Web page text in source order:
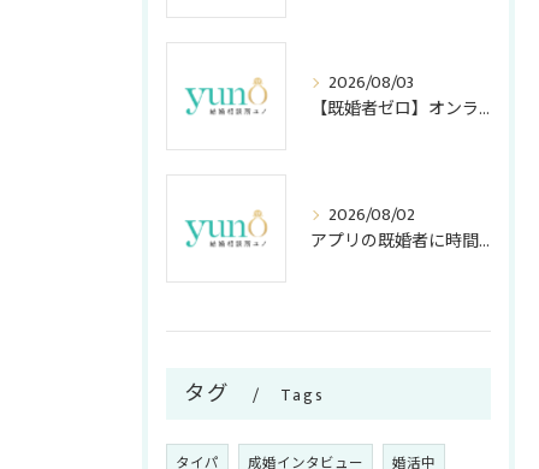
2026/08/03
【既婚者ゼロ】オンライン結婚相談所の「独身証明書」活用法！アプリ・店舗型との安全度＆コスト比較
2026/08/02
アプリの既婚者に時間を奪われない！アラサー女子が知っておくべき嘘の見破り方
タグ Tags
タイパ 成婚インタビュー 婚活中